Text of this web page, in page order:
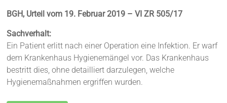
BGH, Urteil vom 19. Februar 2019 – VI ZR 505/17
Sachverhalt:
Ein Patient erlitt nach einer Operation eine Infektion. Er warf
dem Krankenhaus Hygienemängel vor. Das Krankenhaus
bestritt dies, ohne detailliert darzulegen, welche
Hygienemaßnahmen ergriffen wurden.